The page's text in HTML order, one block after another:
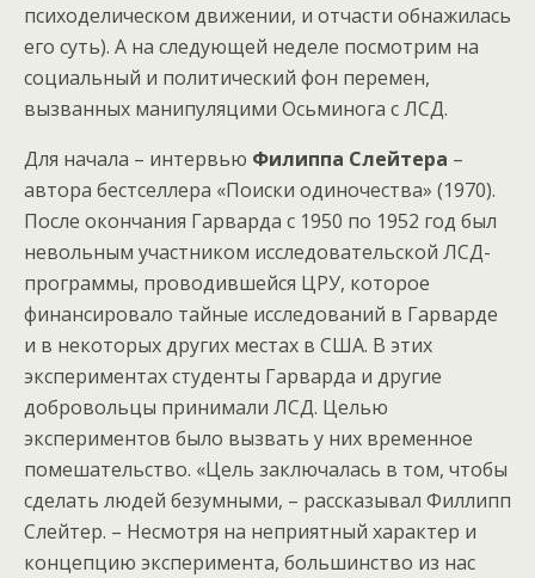
психоделическом движении, и отчасти обнажилась
его суть). А на следующей неделе посмотрим на
социальный и политический фон перемен,
вызванных манипуляцими Осьминога с ЛСД.
Для начала – интервью Филиппа Слейтера –
автора бестселлера «Поиски одиночества» (1970).
После окончания Гарварда с 1950 по 1952 год был
невольным участником исследовательской ЛСД-
программы, проводившейся ЦРУ, которое
финансировало тайные исследований в Гарварде
и в некоторых других местах в США. В этих
экспериментах студенты Гарварда и другие
добровольцы принимали ЛСД. Целью
экспериментов было вызвать у них временное
помешательство. «Цель заключалась в том, чтобы
сделать людей безумными, – рассказывал Филлипп
Слейтер. – Несмотря на неприятный характер и
концепцию эксперимента, большинство из нас